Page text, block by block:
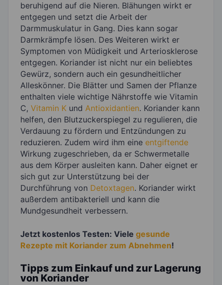
beruhigend auf die Nieren. Blähungen wirkt er
entgegen und setzt die Arbeit der
Darmmuskulatur in Gang. Dies kann sogar
Darmkrämpfe lösen. Des Weiteren wirkt er
Symptomen von Müdigkeit und Arteriosklerose
entgegen. Koriander ist nicht nur ein beliebtes
Gewürz, sondern auch ein gesundheitlicher
Alleskönner. Die Blätter und Samen der Pflanze
enthalten viele wichtige Nährstoffe wie Vitamin
C, Vitamin K und Antioxidantien. Koriander kann
helfen, den Blutzuckerspiegel zu regulieren, die
Verdauung zu fördern und Entzündungen zu
reduzieren. Zudem wird ihm eine entgiftende
Wirkung zugeschrieben, da er Schwermetalle
aus dem Körper ausleiten kann. Daher eignet er
sich gut zur Unterstützung bei der
Durchführung von Detoxtagen. Koriander wirkt
außerdem antibakteriell und kann die
Mundgesundheit verbessern.
Jetzt kostenlos Testen: Viele gesunde
Rezepte mit Koriander zum Abnehmen!
Tipps zum Einkauf und zur Lagerung
von Koriander